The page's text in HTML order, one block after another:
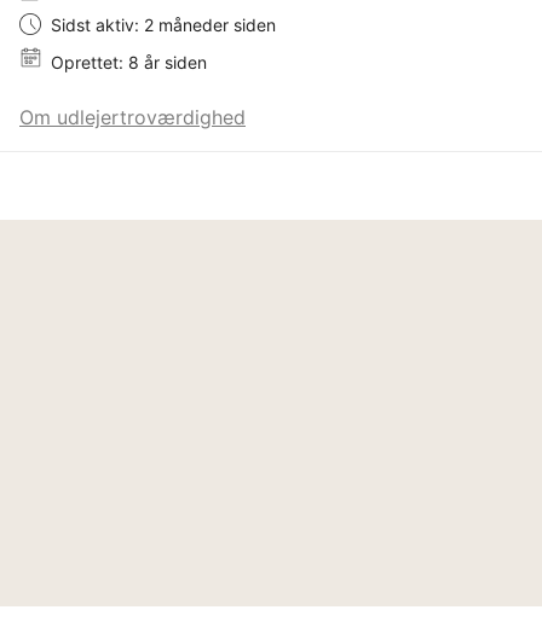
Sidst aktiv: 2 måneder siden
Oprettet: 8 år siden
Om udlejertroværdighed